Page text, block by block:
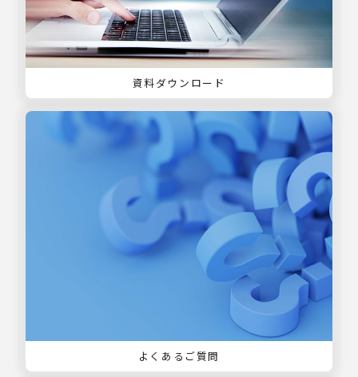
資料ダウンロード
よくあるご質問